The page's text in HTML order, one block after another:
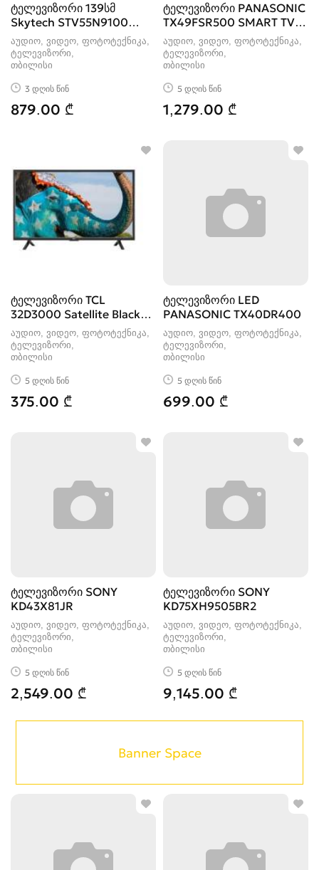
ტელევიზორი 139სმ
Skytech STV55N9100
Smart Android
აუდიო, ვიდეო, ფოტოტექნიკა,
ტელევიზორი
თბილისი
3 დღის წინ
879.00 ₾
ტელევიზორი PANASONIC
TX49FSR500 SMART TV
(124 სმ)
აუდიო, ვიდეო, ფოტოტექნიკა,
ტელევიზორი
თბილისი
5 დღის წინ
1,279.00 ₾
ტელევიზორი TCL
32D3000 Satellite Black
(81 სმ)
აუდიო, ვიდეო, ფოტოტექნიკა,
ტელევიზორი
თბილისი
5 დღის წინ
375.00 ₾
ტელევიზორი LED
PANASONIC TX40DR400
აუდიო, ვიდეო, ფოტოტექნიკა,
ტელევიზორი
თბილისი
5 დღის წინ
699.00 ₾
ტელევიზორი SONY
KD43X81JR
აუდიო, ვიდეო, ფოტოტექნიკა,
ტელევიზორი
თბილისი
5 დღის წინ
2,549.00 ₾
ტელევიზორი SONY
KD75XH9505BR2
აუდიო, ვიდეო, ფოტოტექნიკა,
ტელევიზორი
თბილისი
5 დღის წინ
9,145.00 ₾
Banner Space